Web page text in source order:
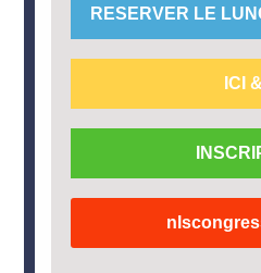
RESERVER LE
ICI